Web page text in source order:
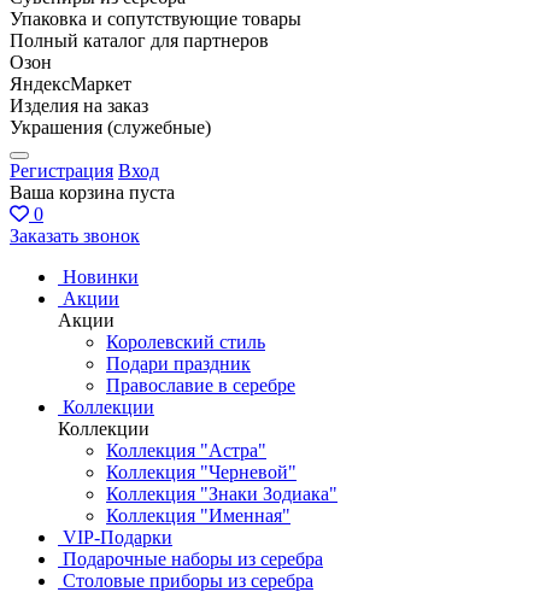
Упаковка и сопутствующие товары
Полный каталог для партнеров
Озон
ЯндексМаркет
Изделия на заказ
Украшения (служебные)
Регистрация Вход
Ваша корзина пуста
0
Заказать звонок
Новинки
Акции
Акции
Королевский стиль
Подари праздник
Православие в серебре
Коллекции
Коллекции
Коллекция "Астра"
Коллекция "Черневой"
Коллекция "Знаки Зодиака"
Коллекция "Именная"
VIP-Подарки
Подарочные наборы из серебра
Столовые приборы из серебра